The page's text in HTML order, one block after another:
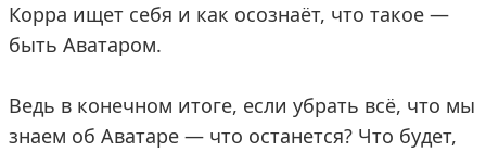
Корра ищет себя и как осознаёт, что такое —
быть Аватаром.
Ведь в конечном итоге, если убрать всё, что мы
знаем об Аватаре — что останется? Что будет,